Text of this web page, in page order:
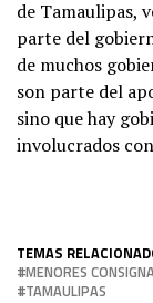
de Tamaulipas,
parte del
de muchos
son parte del
sino que hay
involucrados
TEMAS
MENORES
TAMAULIPAS